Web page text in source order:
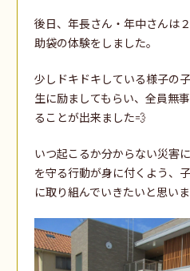
後日、年長さん・年中さんは
助袋の体験をしました。
少しドキドキしている様子の
生に励ましてもらい、全員無
ることが出来ました💨
いつ起こるか分からない災害
を守る行動が身に付くよう、
に取り組んでいきたいと思いま